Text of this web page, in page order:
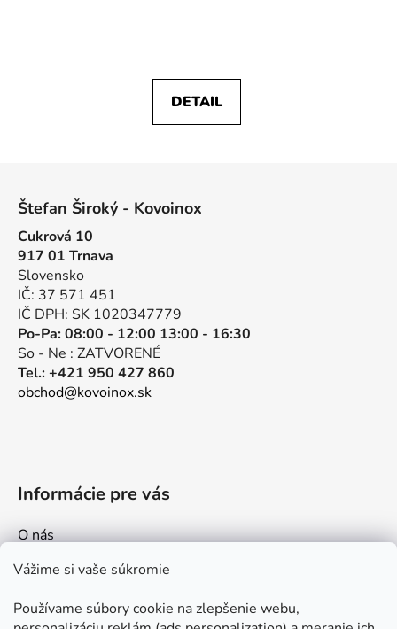
Vážime si vaše súkromie
Používame súbory cookie na zlepšenie webu,
DETAIL
Štefan Široký - Kovoinox
Cukrová 10
917 01 Trnava
Slovensko
IČ: 37 571 451
IČ DPH: SK 1020347779
Po-Pa: 08:00 - 12:00 13:00 - 16:30
So - Ne : ZATVORENÉ
Tel.: +421 950 427 860
obchod@kovoinox.sk
Informácie pre vás
O nás
Kontakt
Ako nakupovať